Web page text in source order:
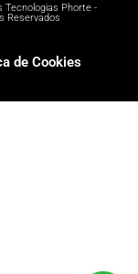
Tecnologias Phorte -
Reservados
de Cookies